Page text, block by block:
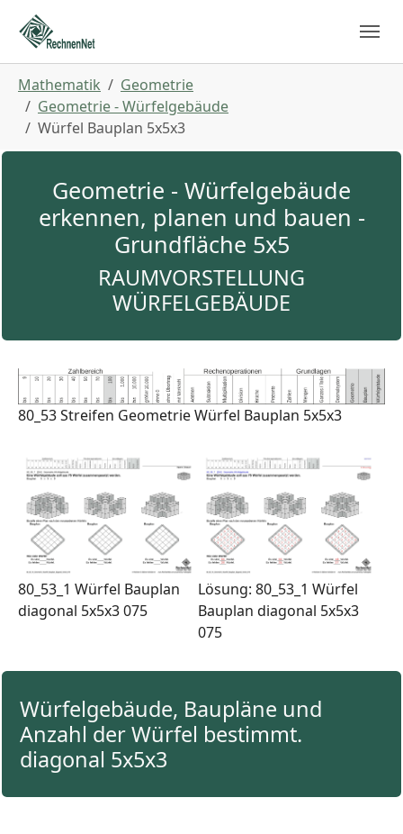
Skip to main navigation
Zum Hauptinhalt springen
Skip to page footer
Mathematik
Geometrie
Geometrie - Würfelgebäude
Würfel Bauplan 5x5x3
Geometrie - Würfelgebäude
erkennen, planen und bauen -
Grundfläche 5x5
RAUMVORSTELLUNG
WÜRFELGEBÄUDE
80_53 Streifen Geometrie Würfel Bauplan 5x5x3
80_53_1 Würfel Bauplan
diagonal 5x5x3 075
Lösung: 80_53_1 Würfel
Bauplan diagonal 5x5x3
075
Würfelgebäude, Baupläne und
Anzahl der Würfel bestimmt.
diagonal 5x5x3